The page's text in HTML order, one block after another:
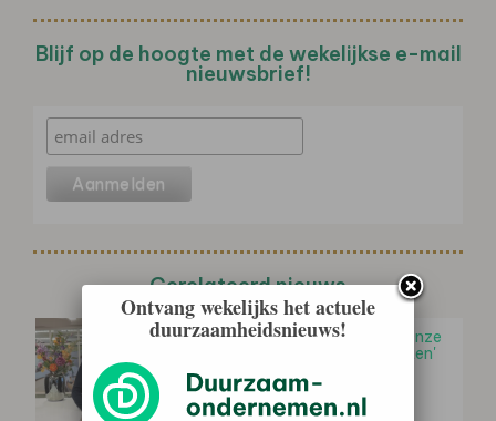
Blijf op de hoogte met de wekelijkse e-mail
nieuwsbrief!
Gerelateerd nieuws
Bas Stok (GMP+ International): 'Onze
rol in een duurzame diervoederketen'
Ontvang wekelijks het actuele
duurzaamheidsnieuws!